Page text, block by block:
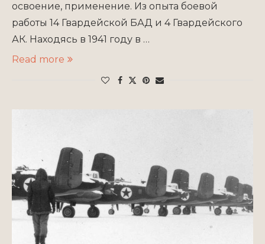
освоение, применение. Из опыта боевой
работы 14 Гвардейской БАД и 4 Гвардейского
АК. Находясь в 1941 году в …
Read more